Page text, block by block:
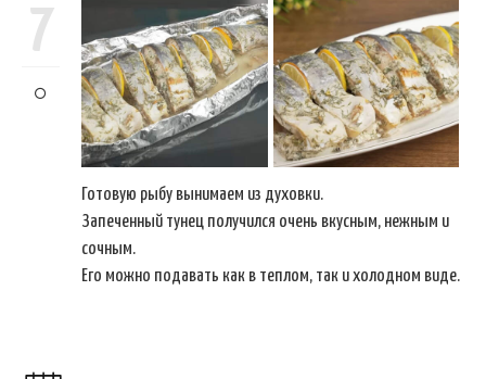
7
Готовую рыбу вынимаем из духовки.
Запеченный тунец получился очень вкусным, нежным и
сочным.
Его можно подавать как в теплом, так и холодном виде.